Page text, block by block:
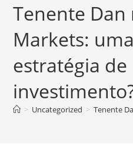
Tenente Dan
Markets:
estratégia de
> Uncategorized > Tenente